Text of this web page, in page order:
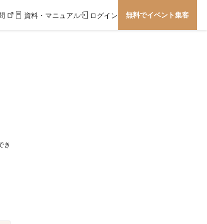
資料・マニュアル ログイン 無料でイベント集客
き